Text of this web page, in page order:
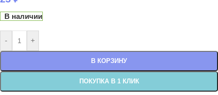
В наличии
- +
В КОРЗИНУ
ПОКУПКА В 1 КЛИК